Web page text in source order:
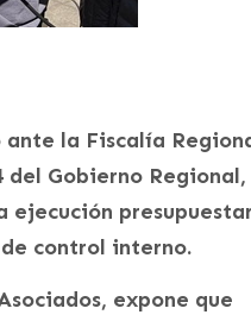
la Fiscalía
Gobierno Regional,
ejecución
control interno.
expone que